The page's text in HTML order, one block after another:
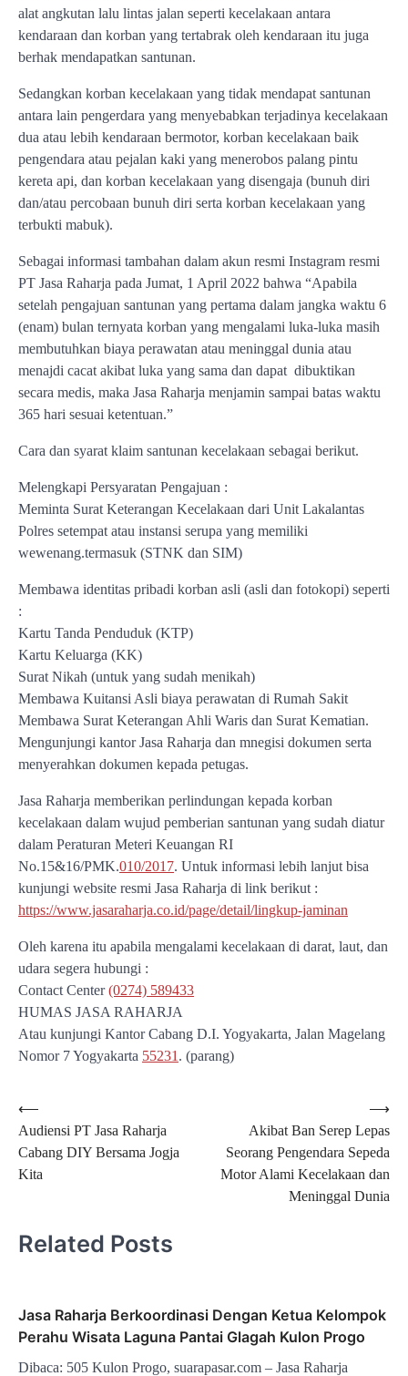
alat angkutan lalu lintas jalan seperti kecelakaan antara
kendaraan dan korban yang tertabrak oleh kendaraan itu juga
berhak mendapatkan santunan.
Sedangkan korban kecelakaan yang tidak mendapat santunan
antara lain pengerdara yang menyebabkan terjadinya kecelakaan
dua atau lebih kendaraan bermotor, korban kecelakaan baik
pengendara atau pejalan kaki yang menerobos palang pintu
kereta api, dan korban kecelakaan yang disengaja (bunuh diri
dan/atau percobaan bunuh diri serta korban kecelakaan yang
terbukti mabuk).
Sebagai informasi tambahan dalam akun resmi Instagram resmi
PT Jasa Raharja pada Jumat, 1 April 2022 bahwa “Apabila
setelah pengajuan santunan yang pertama dalam jangka waktu 6
(enam) bulan ternyata korban yang mengalami luka-luka masih
membutuhkan biaya perawatan atau meninggal dunia atau
menajdi cacat akibat luka yang sama dan dapat dibuktikan
secara medis, maka Jasa Raharja menjamin sampai batas waktu
365 hari sesuai ketentuan.”
Cara dan syarat klaim santunan kecelakaan sebagai berikut.
Melengkapi Persyaratan Pengajuan :
Meminta Surat Keterangan Kecelakaan dari Unit Lakalantas
Polres setempat atau instansi serupa yang memiliki
wewenang.termasuk (STNK dan SIM)
Membawa identitas pribadi korban asli (asli dan fotokopi) seperti
:
Kartu Tanda Penduduk (KTP)
Kartu Keluarga (KK)
Surat Nikah (untuk yang sudah menikah)
Membawa Kuitansi Asli biaya perawatan di Rumah Sakit
Membawa Surat Keterangan Ahli Waris dan Surat Kematian.
Mengunjungi kantor Jasa Raharja dan mnegisi dokumen serta
menyerahkan dokumen kepada petugas.
Jasa Raharja memberikan perlindungan kepada korban
kecelakaan dalam wujud pemberian santunan yang sudah diatur
dalam Peraturan Meteri Keuangan RI
No.15&16/PMK.010/2017. Untuk informasi lebih lanjut bisa
kunjungi website resmi Jasa Raharja di link berikut :
https://www.jasaraharja.co.id/page/detail/lingkup-jaminan
Oleh karena itu apabila mengalami kecelakaan di darat, laut, dan
udara segera hubungi :
Contact Center(0274) 589433
HUMAS JASA RAHARJA
Atau kunjungi Kantor Cabang D.I. Yogyakarta, Jalan Magelang
Nomor 7 Yogyakarta 55231 . (parang)
Navigasi
pos
⟵
Audiensi PT Jasa Raharja
Cabang DIY Bersama Jogja
Kita
Akibat Ban Serep Lepas
Seorang Pengendara Sepeda
Motor Alami Kecelakaan dan
Meninggal Dunia
⟶
Related Posts
Jasa Raharja Berkoordinasi Dengan Ketua Kelompok
Perahu Wisata Laguna Pantai Glagah Kulon Progo
Dibaca: 505 Kulon Progo, suarapasar.com – Jasa Raharja